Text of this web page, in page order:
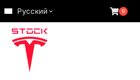
Русский 0